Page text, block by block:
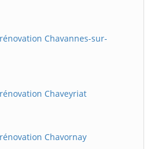
Chavannes-sur-
Chaveyriat
Chavornay